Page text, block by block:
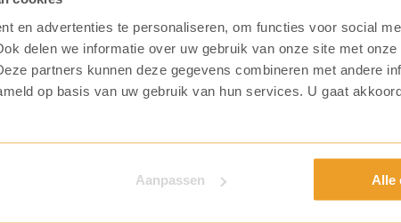
en advertenties te personaliseren, om functies voor social
delen we informatie over uw gebruik van onze site met
partners kunnen deze gegevens combineren met andere
op basis van uw gebruik van hun services. U gaat
Aanpassen Alle